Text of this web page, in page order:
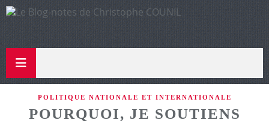
POLITIQUE NATIONALE ET INTERNATIONALE
POURQUOI, JE SOUTIENS